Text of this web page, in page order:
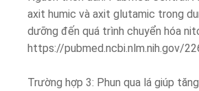
axit humic và axit glutamic trong
dưỡng đến quá trình chuyển hóa
https://pubmed.ncbi.nlm.nih.gov/
Trường hợp 3: Phun qua lá giúp